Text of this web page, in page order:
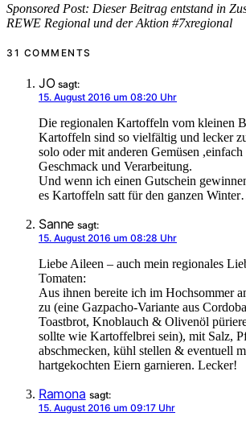
Sponsored Post: Dieser Beitrag entstand in
REWE Regional und der Aktion #7xregional
31 COMMENTS
JO sagt:
15. August 2016 um 08:20 Uhr
Die regionalen Kartoffeln vom kleinen
Kartoffeln sind so vielfältig und lecker
solo oder mit anderen Gemüsen
Geschmack und Verarbeitung.
Und wenn ich einen Gutschein
es Kartoffeln satt für den ganzen
Sanne sagt:
15. August 2016 um 08:28 Uhr
Liebe Aileen – auch mein regionales
Tomaten:
Aus ihnen bereite ich im Hochsommer
zu (eine Gazpacho-Variante aus
Toastbrot, Knoblauch & Olivenöl
sollte wie Kartoffelbrei sein), mit Salz,
abschmecken, kühl stellen & eventuell
hartgekochten Eiern garnieren. Lecker!
Ramona sagt:
15. August 2016 um 09:17 Uhr